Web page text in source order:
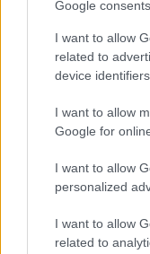
Google consents
I want to allow
related to
device
I want to allow
Google for
I want to allow
personalized
I want to allow
related to
Kövess